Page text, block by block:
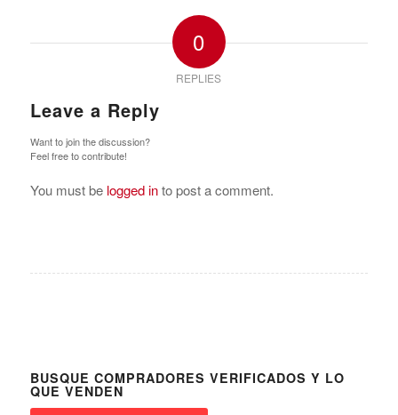
0
REPLIES
Leave a Reply
Want to join the discussion?
Feel free to contribute!
You must be logged into post a comment.
BUSQUE COMPRADORES VERIFICADOS Y LO
QUE VENDEN